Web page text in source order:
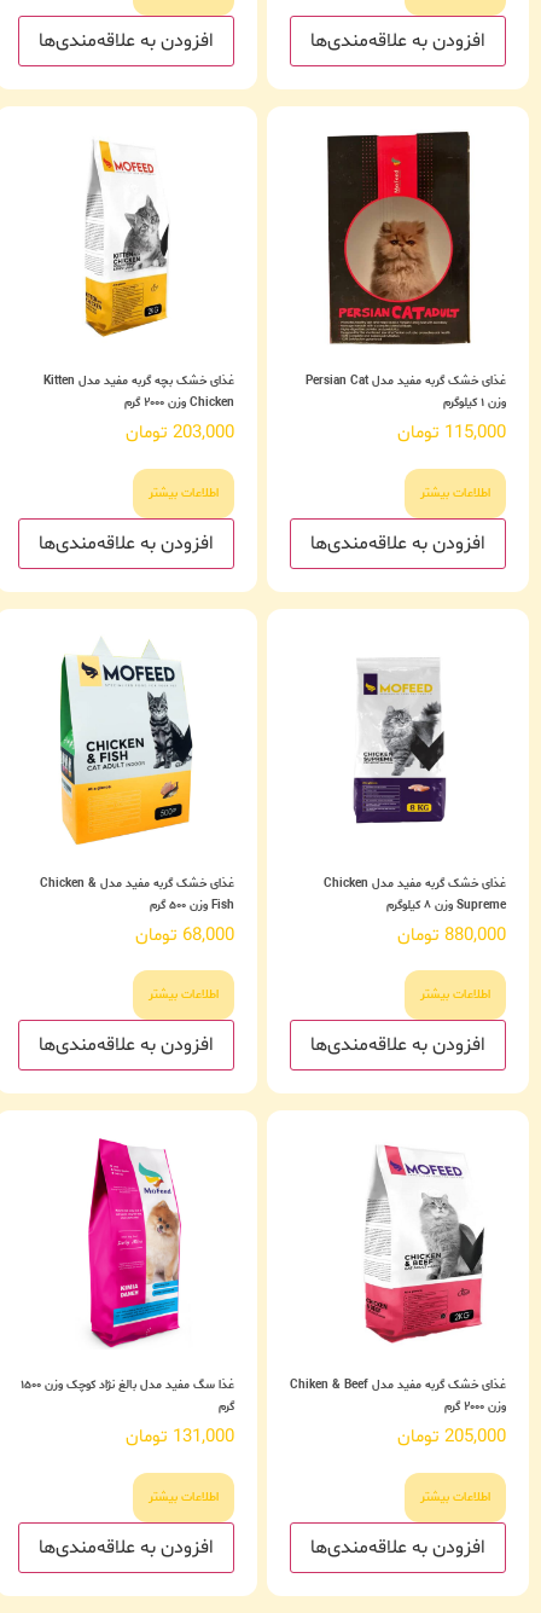
افزودن به علاقه‌مندی‌ها افزودن به علاقه‌مندی‌ها
غذای خشک گربه مفید مدل Persian Cat
وزن ۱ کیلوگرم
115,000 تومان
اطلاعات بیشتر
افزودن به علاقه‌مندی‌ها
غذای خشک بچه گربه مفید مدل Kitten
Chicken وزن ۲۰۰۰ گرم
203,000 تومان
اطلاعات بیشتر
افزودن به علاقه‌مندی‌ها
غذای خشک گربه مفید مدل Chicken
Supreme وزن ۸ کیلوگرم
880,000 تومان
اطلاعات بیشتر
افزودن به علاقه‌مندی‌ها
غذای خشک گربه مفید مدل Chicken &
Fish وزن ۵۰۰ گرم
68,000 تومان
اطلاعات بیشتر
افزودن به علاقه‌مندی‌ها
غذای خشک گربه مفید مدل Chiken & Beef
وزن ۲۰۰۰ گرم
205,000 تومان
اطلاعات بیشتر
افزودن به علاقه‌مندی‌ها
غذا سگ مفید مدل بالغ نژاد کوچک وزن ۱۵۰۰
گرم
131,000 تومان
اطلاعات بیشتر
افزودن به علاقه‌مندی‌ها